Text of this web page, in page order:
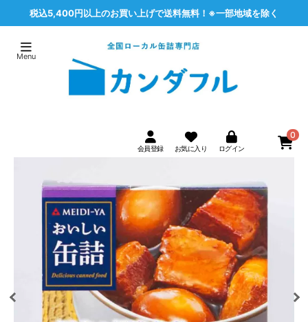
税込5,400円以上のお買い上げで送料無料！※一部地域を除く
0